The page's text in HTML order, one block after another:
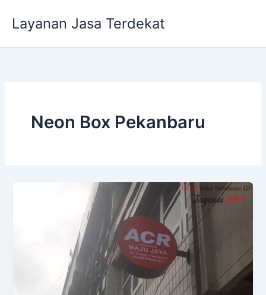
Layanan Jasa Terdekat
Neon Box Pekanbaru